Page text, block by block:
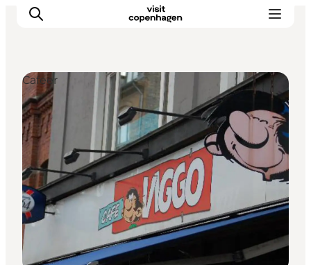
Aktiviteter
Spise og drikke
Planlegg turen din
Cafeer